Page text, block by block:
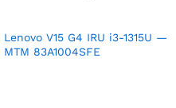
Lenovo V15 G4 IRU i3-1315U —
MTM 83A1004SFE